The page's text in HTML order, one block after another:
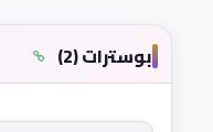
بوسترات (2)